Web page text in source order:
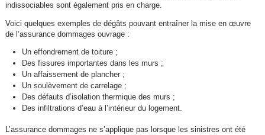
indissociables sont également pris en charge.
Voici quelques exemples de dégâts pouvant entraîner la mise en œuvre
de l’assurance dommages ouvrage :
Un effondrement de toiture ;
Des fissures importantes dans les murs ;
Un affaissement de plancher ;
Un soulèvement de carrelage ;
Des défauts d’isolation thermique des murs ;
Des infiltrations d’eau à l’intérieur du logement.
L’assurance dommages ne s’applique pas lorsque les sinistres ont été